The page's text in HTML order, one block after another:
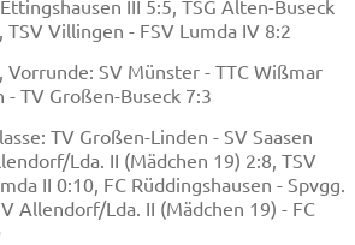
III 5:5, TSG Alten-Buseck
TSV Villingen - FSV Lumda IV 8:2
Vorrunde: SV Münster - TTC Wißmar
- TV Großen-Buseck 7:3
TV Großen-Linden - SV Saasen
Lda. II (Mädchen 19) 2:8, TSV
II 0:10, FC Rüddingshausen - Spvgg.
Allendorf/Lda. II (Mädchen 19) - FC